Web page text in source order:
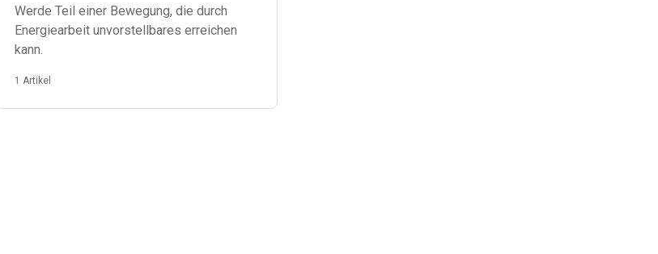
Werde Teil einer Bewegung, die durch
Energiearbeit unvorstellbares erreichen
kann.
1 Artikel